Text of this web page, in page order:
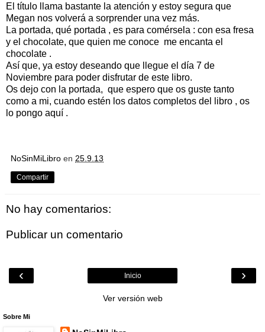
El título llama bastante la atención y estoy segura que
Megan nos volverá a sorprender una vez más.
La portada, qué portada , es para comérsela : con esa fresa
y el chocolate, que quien me conoce me encanta el
chocolate .
Así que, ya estoy deseando que llegue el día 7 de
Noviembre para poder disfrutar de este libro.
Os dejo con la portada, que espero que os guste tanto
como a mi, cuando estén los datos completos del libro , os
lo pongo aquí .
NoSinMiLibro en 25.9.13
Compartir
No hay comentarios:
Publicar un comentario
‹ ›
Inicio
Ver versión web
Sobre Mi